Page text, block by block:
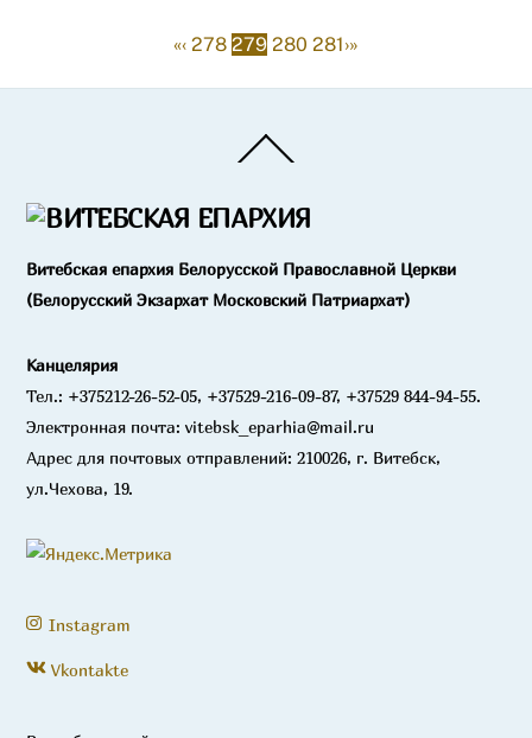
«‹ 278 279 280 281›»
To
Витебская епархия Белорусской Православной Церкви
(Белорусский Экзархат Московский Патриархат)
Канцелярия
Тел.: +375212-26-52-05, +37529-216-09-87, +37529 844-94-55.
Электронная почта: vitebsk_eparhia@mail.ru
Адрес для почтовых отправлений: 210026, г. Витебск,
ул.Чехова, 19.
Instagram
Vkontakte